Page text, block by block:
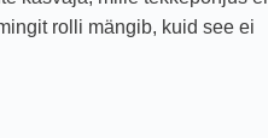
rolli mängib, kuid see ei